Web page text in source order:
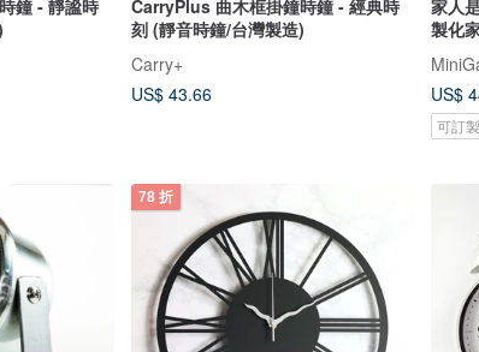
鐘 - 靜謐時
CarryPlus 曲木框掛鐘時鐘 - 經典時
刻 (靜音時鐘/台灣製造)
Carry+
US$ 43.66
家人
製化
US$
可訂製
78 折